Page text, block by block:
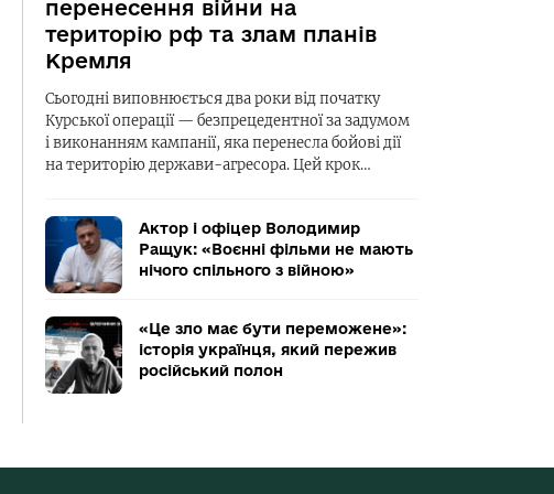
перенесення війни на
територію рф та злам планів
Кремля
Сьогодні виповнюється два роки від початку
Курської операції — безпрецедентної за задумом
і виконанням кампанії, яка перенесла бойові дії
на територію держави-агресора. Цей крок…
Актор і офіцер Володимир
Ращук: «Воєнні фільми не мають
нічого спільного з війною»
«Це зло має бути переможене»:
історія українця, який пережив
російський полон